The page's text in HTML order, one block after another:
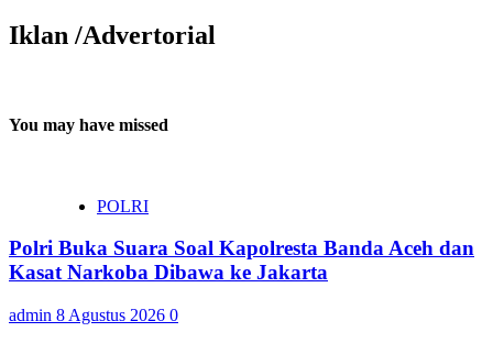
Iklan /Advertorial
You may have missed
POLRI
Polri Buka Suara Soal Kapolresta Banda Aceh dan
Kasat Narkoba Dibawa ke Jakarta
admin 8 Agustus 2026 0